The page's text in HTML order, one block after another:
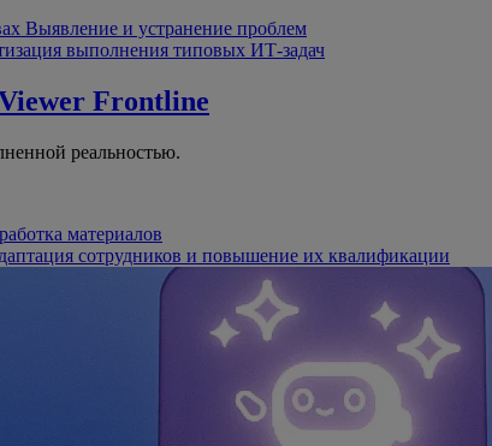
Выявление и устранение проблем
выполнения типовых ИТ-задач
Frontline
реальностью.
материалов
сотрудников и повышение их квалификации